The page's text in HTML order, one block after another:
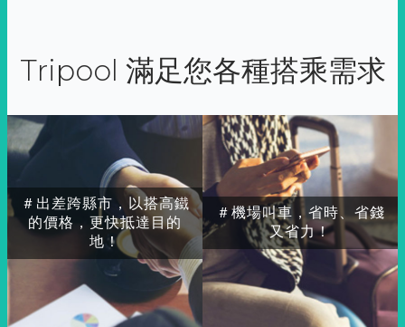
Tripool 滿足您各種搭乘需求
＃出差跨縣市，以搭高鐵
的價格，更快抵達目的
地！
＃機場叫車，省時、省錢
又省力！